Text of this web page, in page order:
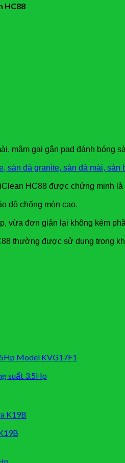
HC88
mâm gai gắn pad đánh bóng
sàn đá granite, sàn đá mài,
HC88 được chứng minh
độ chống mòn cao.
vừa đơn giản lại không kém
thường được sử dung trong
suất 3.5Hp